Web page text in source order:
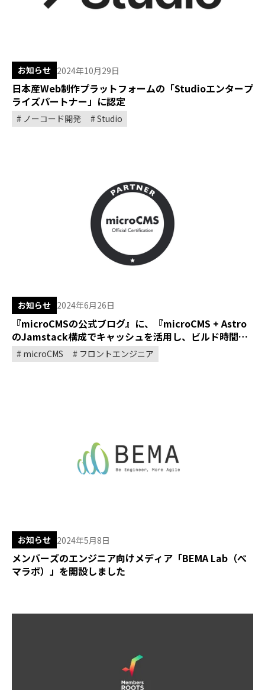
お知らせ 2024年10月29日
日本産Web制作プラットフォームの「Studioエンタープ
ライズパートナー」に認定
ノーコード開発 Studio
お知らせ 2024年6月26日
『microCMSの公式ブログ』に、『microCMS + Astro
のJamstack構成でキャッシュを活用し、ビルド時間を
90%以上短縮した方法』の記事を寄稿しました。
microCMS フロントエンジニア
お知らせ 2024年5月8日
メンバーズのエンジニア向けメディア「BEMA Lab（べ
マラボ）」を開設しました